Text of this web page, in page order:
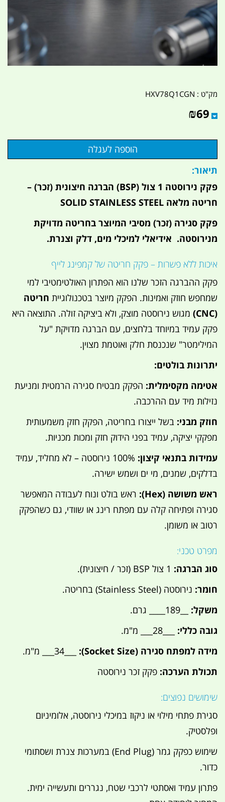
מק"ט : HXV78Q1CGN
₪69
תיאור:
פקק נירוסטה 1 צול (BSP) הברגה חיצונית (זכר) –
חריטה מלאה SOLID STAINLESS STEEL
פקק סגירה (זכר) מסיבי המיוצר בחריטה מדויקת
מנירוסטה. אידיאלי למיכלי מים, דלק וצנרת.
איכות ללא פשרות – פקק חריטה של קמפינג לייף
פקק ההברגה הזכר שלנו הוא הפתרון האולטימטיבי למי
שמחפש חוזק ואמינות. הפקק מיוצר בטכנולוגיית חריטה
(CNC)
מגוש נירוסטה מוצק, ולא ביציקה זולה. התוצאה היא
פקק עמיד במיוחד בלחצים, עם הברגה מדויקת "על
המילימטר" שנכנסת חלק ואוטמת מצוין.
יתרונות בולטים:
אטימה מקסימלית: הפקק מבטיח סגירה הרמטית ומניעת
נזילות מיד עם ההרכבה.
חוזק מבני: בשל ייצורו בחריטה, הפקק חזק משמעותית
מפקקי יציקה, עמיד בפני הידוק חזק ומכות מכניות.
עמידות בתנאי קיצון:
100% נירוסטה – לא מחליד, עמיד
בדלקים, שמנים, מי ים ושמש ישירה.
ראש משושה (Hex):
ראש בולט ונוח לעבודה המאפשר
סגירה ופתיחה קלה עם מפתח רינג או שוודי, גם כשהפקק
רטוב או משומן.
מפרט טכני:
סוג הברגה:
חומר: נירוסטה (Stainless Steel) בחריטה.
משקל:
גובה כללי:
מידה למפתח סגירה (Socket Size):
תכולת הערכה: פקק זכר נירוסטה
שימושים נפוצים:
סגירת פתחי מילוי או ניקוז במיכלי נירוסטה, אלומיניום
ופלסטיק.
שימוש כפקק גמר (End Plug) במערכות צנרת ושסתומי
כדור.
פתרון עמיד ואסתטי לרכבי שטח, נגררים ותעשייה ימית.